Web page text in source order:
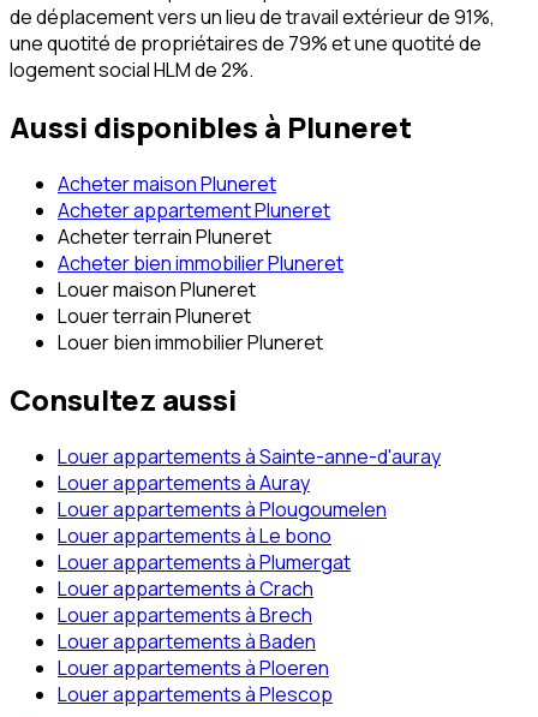
de déplacement vers un lieu de travail extérieur de 91%,
une quotité de propriétaires de 79% et une quotité de
logement social HLM de 2%.
Aussi disponibles à Pluneret
Acheter maison Pluneret
Acheter appartement Pluneret
Acheter terrain Pluneret
Acheter bien immobilier Pluneret
Louer maison Pluneret
Louer terrain Pluneret
Louer bien immobilier Pluneret
Consultez aussi
Louer appartements à Sainte-anne-d'auray
Louer appartements à Auray
Louer appartements à Plougoumelen
Louer appartements à Le bono
Louer appartements à Plumergat
Louer appartements à Crach
Louer appartements à Brech
Louer appartements à Baden
Louer appartements à Ploeren
Louer appartements à Plescop